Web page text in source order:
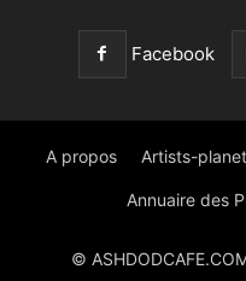
Facebook
A propos Artists-planet
Annuaire des
©